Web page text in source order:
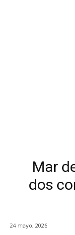
Mar
dos
24 mayo, 2026